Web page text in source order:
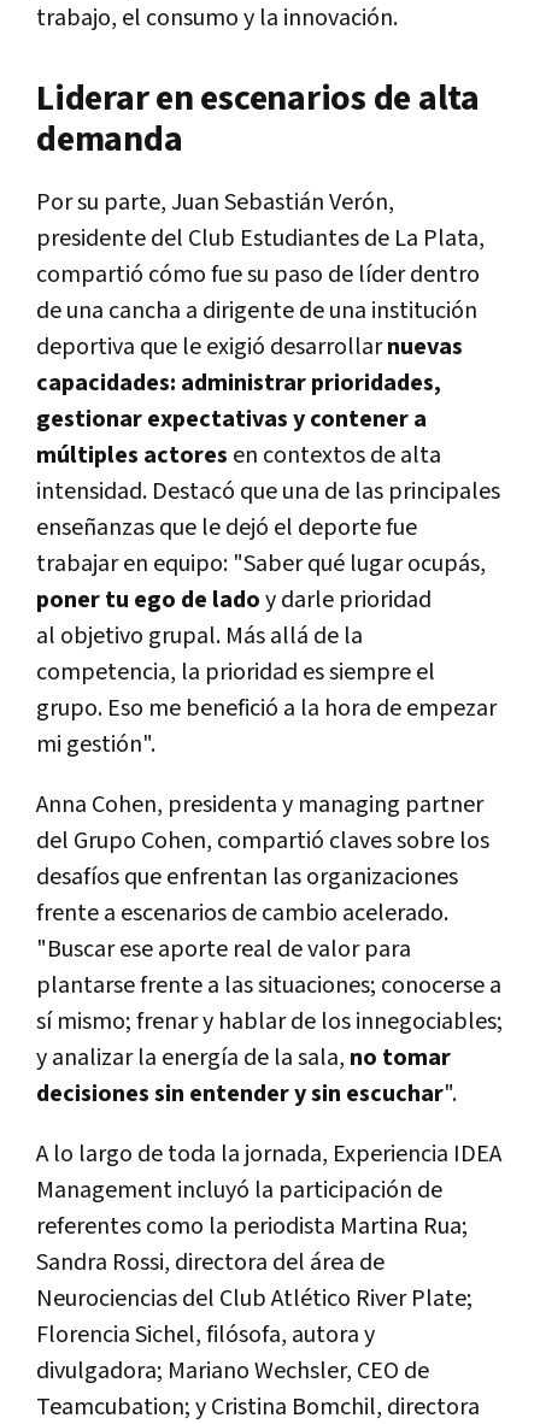
trabajo, el consumo y la innovación.
Liderar en escenarios de alta
demanda
Por su parte, Juan Sebastián Verón,
presidente del Club Estudiantes de La Plata,
compartió cómo fue su paso de líder dentro
de una cancha a dirigente de una institución
deportiva que le exigió desarrollarnuevas
capacidades: administrar prioridades,
gestionar expectativas y contener a
múltiples actores en contextos de alta
intensidad. Destacó que una de las principales
enseñanzas que le dejó el deporte fue
trabajar en equipo: "Saber qué lugar ocupás,
poner tu ego de ladoy darle prioridad
al objetivo grupal. Más allá de la
competencia, la prioridad es siempre el
grupo. Eso me benefició a la hora de empezar
mi gestión".
Anna Cohen, presidenta y managing partner
del Grupo Cohen, compartió claves sobre los
desafíos que enfrentan las organizaciones
frente a escenarios de cambio acelerado.
"Buscar ese aporte real de valor para
plantarse frente a las situaciones; conocerse a
sí mismo; frenar y hablar de los innegociables;
y analizar la energía de la sala, no tomar
decisiones sin entender y sin escuchar".
A lo largo de toda la jornada, Experiencia IDEA
Management incluyó la participación de
referentes como la periodista Martina Rua;
Sandra Rossi, directora del área de
Neurociencias del Club Atlético River Plate;
Florencia Sichel, filósofa, autora y
divulgadora; Mariano Wechsler, CEO de
Teamcubation; y Cristina Bomchil, directora